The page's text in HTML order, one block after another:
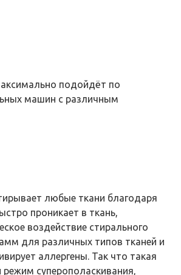
подойдёт по
машин с различным
любые ткани благодаря
проникает в ткань,
воздействие стирального
для различных типов тканей и
аллергены. Так что такая
суперополаскивания,